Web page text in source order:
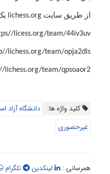
از طریق سایت
licess.org/team/44iv3uv
lichess.org/team/opja2dls
lichess.org/team/qpsoaor2
کلید واژه ها: دانشگاه آزاد
غیرحضوری
همرسانی : لینکدین تلگرام